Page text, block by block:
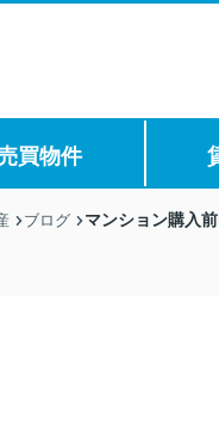
買物件
ブログ マンション購入